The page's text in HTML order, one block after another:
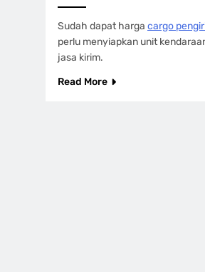
Sudah dapat harga cargo
perlu menyiapkan unit
jasa kirim.
Read More